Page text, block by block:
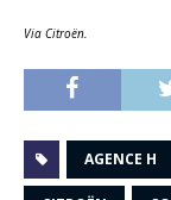
Via Citroën.
AGENCE H